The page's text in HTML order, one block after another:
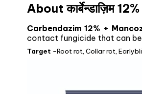
About कार्बेन्डाज़िम
Carbendazim 12% +
contact fungicide that can
Target -Root rot, Collar rot,